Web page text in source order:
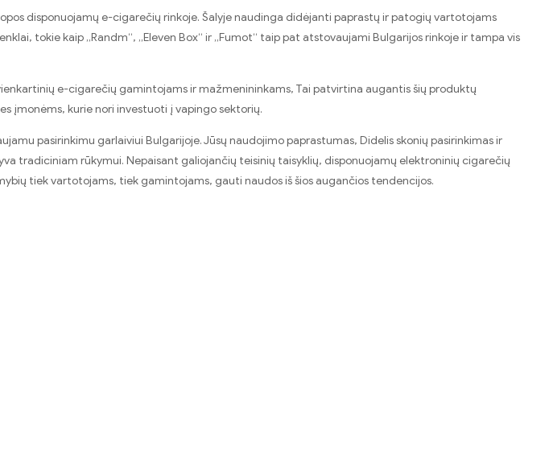
disponuojamų e-cigarečių rinkoje. Šalyje naudinga didėjanti paprastų ir patogių vartotojams
tokie kaip „Randm“, „Eleven Box“ ir „Fumot“ taip pat atstovaujami Bulgarijos rinkoje ir tampa vis
e-cigarečių gamintojams ir mažmenininkams, Tai patvirtina augantis šių produktų
įmonėms, kurie nori investuoti į vapingo sektorių.
pasirinkimu garlaiviui Bulgarijoje. Jūsų naudojimo paprastumas, Didelis skonių pasirinkimas ir
tradiciniam rūkymui. Nepaisant galiojančių teisinių taisyklių, disponuojamų elektroninių cigarečių
tiek vartotojams, tiek gamintojams, gauti naudos iš šios augančios tendencijos.